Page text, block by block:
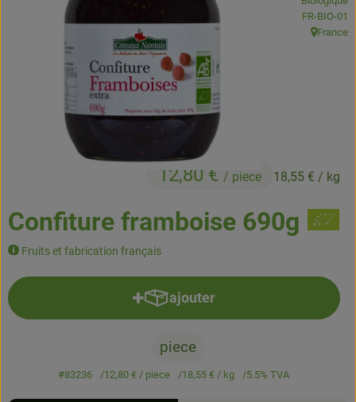
Boissons
Accessoires et divers
Cosmétique et hygiène
C'est nous
Confiture framboise 690g
Fruits et fabrication français
12,80 € / piece 18,55 € / kg
, Autorité
FR-BIO-01
, Origine:
France
ajouter
Ajouter le produit au panier
piece
#83236 12,80 €/ piece 18,55 €/ kg 5.5% TVA